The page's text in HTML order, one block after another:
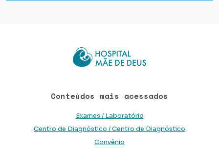
Conteúdos mais acessados
Exames / Laboratório
Centro de Diagnóstico / Centro de Diagnóstico
Convênio